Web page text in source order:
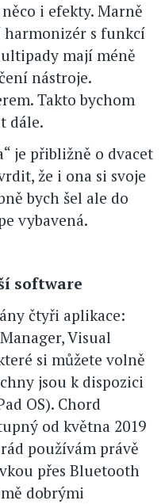
i efekty. Marně
harmonizér s funkcí
mají méně
nástroje.
Takto bychom
dále.
je přibližně o dvacet
že i ona si svoje
bych šel ale do
vybavená.
software
čtyři aplikace:
Visual
si můžete volně
jsou k dispozici
OS). Chord
od května 2019
používám právě
přes Bluetooth
dobrými